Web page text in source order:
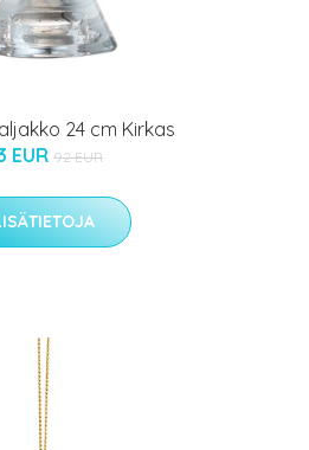
24 cm Kirkas
EUR 92 EUR